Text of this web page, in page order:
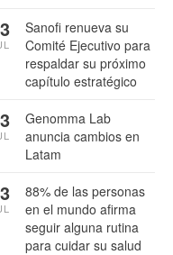
Sanofi renueva su
Comité Ejecutivo para
respaldar su próximo
capítulo estratégico
Genomma Lab
anuncia cambios en
Latam
88% de las personas
en el mundo afirma
seguir alguna rutina
para cuidar su salud